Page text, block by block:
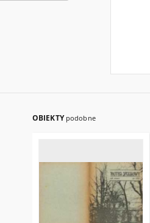
OBIEKTY podobne